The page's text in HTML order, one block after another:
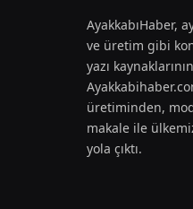
AyakkabıHaber,
ve üretim gibi
yazı
üretiminden,
makale ile
yola çıktı.